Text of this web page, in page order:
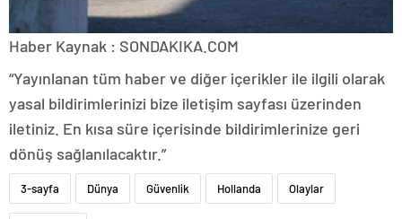
Haber Kaynak : SONDAKIKA.COM
“Yayınlanan tüm haber ve diğer içerikler ile ilgili olarak
yasal bildirimlerinizi bize iletişim sayfası üzerinden
iletiniz. En kısa süre içerisinde bildirimlerinize geri
dönüş sağlanılacaktır.”
3-sayfa Dünya Güvenlik Hollanda Olaylar